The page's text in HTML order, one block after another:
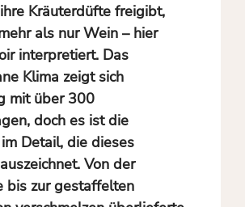
Kräuterdüfte freigibt,
als nur Wein – hier
interpretiert. Das
Klima zeigt sich
mit über 300
doch es ist die
Detail, die dieses
Von der
bis zur gestaffelten